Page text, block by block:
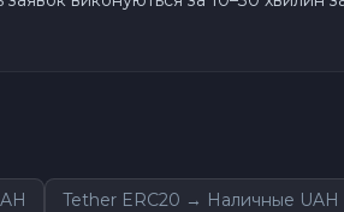
Sky SKY
Tether ERC20 → Наличные UAH